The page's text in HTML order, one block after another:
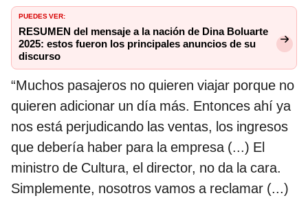
PUEDES VER:
RESUMEN del mensaje a la nación de Dina Boluarte
2025: estos fueron los principales anuncios de su
discurso
“Muchos pasajeros no quieren viajar porque no
quieren adicionar un día más. Entonces ahí ya
nos está perjudicando las ventas, los ingresos
que debería haber para la empresa (...) El
ministro de Cultura, el director, no da la cara.
Simplemente, nosotros vamos a reclamar (...)